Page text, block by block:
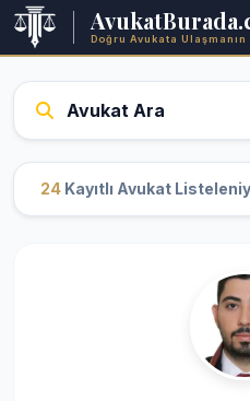
Doğru Avukata Ulaşmanın
Avukat Ara
24 Kayıtlı Avukat